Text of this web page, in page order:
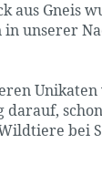
aus Gneis
in unserer
darauf,
bei